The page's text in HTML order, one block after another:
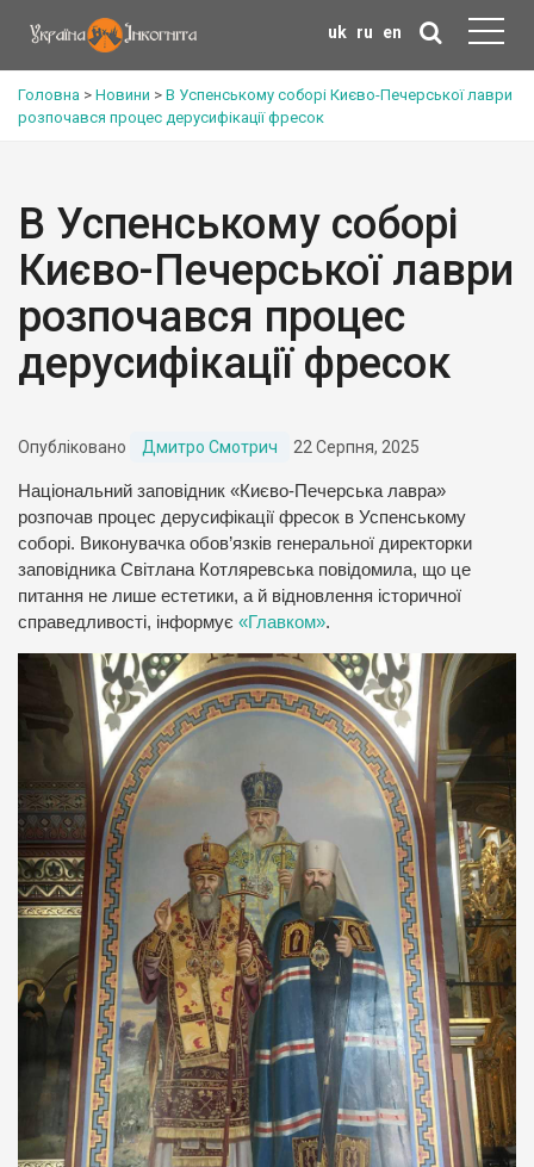
uk ru en
Головна > Новини > В Успенському соборі Києво-Печерської лаври
розпочався процес дерусифікації фресок
В Успенському соборі
Києво-Печерської лаври
розпочався процес
дерусифікації фресок
Опубліковано Дмитро Смотрич 22 Серпня, 2025
Національний заповідник «Києво-Печерська лавра»
розпочав процес дерусифікації фресок в Успенському
соборі. Виконувачка обов’язків генеральної директорки
заповідника Світлана Котляревська повідомила, що це
питання не лише естетики, а й відновлення історичної
справедливості, інформує «Главком».